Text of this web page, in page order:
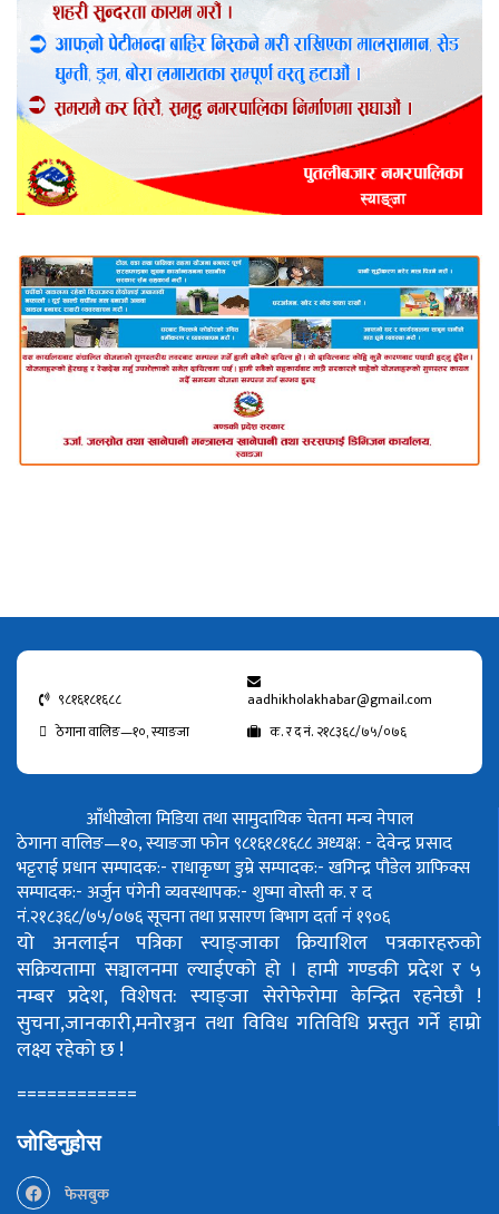
९८१६१८१६८८
aadhikholakhabar@gmail.com
ठेगाना वालिङ—१०, स्याङजा
क. र द नं. २१८३६८/७५/०७६
आँधीखोला मिडिया तथा सामुदायिक चेतना मन्च नेपाल
ठेगाना वालिङ—१०, स्याङजा फोन ९८१६१८१६८८अध्यक्ष: - देवेन्द्र प्रसाद
भट्टराईप्रधान सम्पादक:- राधाकृष्ण डुम्रेसम्पादक:- खगिन्द्र पौडेलग्राफिक्स
सम्पादक:- अर्जुन पंगेनीव्यवस्थापक:- शुष्मा वोस्तीक. र द
नं.२१८३६८/७५/०७६सूचना तथा प्रसारण बिभाग दर्ता नं १९०६
यो अनलाईन पत्रिका स्याङ्जाका क्रियाशिल पत्रकारहरुको
सक्रियतामा सञ्चालनमा ल्याईएको हो । हामी गण्डकी प्रदेश र ५
नम्बर प्रदेश, विशेषत: स्याङ्जा सेरोफेरोमा केन्द्रित रहनेछौ !
सुचना,जानकारी,मनोरञ्जन तथा विविध गतिविधि प्रस्तुत गर्ने हाम्रो
लक्ष्य रहेको छ !
============
जोडिनुहोस
फेसबुक